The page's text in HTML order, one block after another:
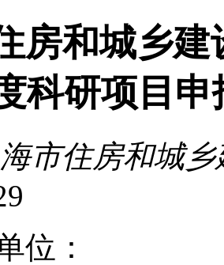
房和城乡
科研项目
海市住房和城
位：